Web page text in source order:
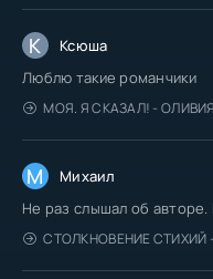
К Ксюша
Люблю такие романчики
МОЯ. Я СКАЗАЛ! -
М Михаил
Не раз слышал об авторе.
СТОЛКНОВЕНИЕ СТИХИЙ